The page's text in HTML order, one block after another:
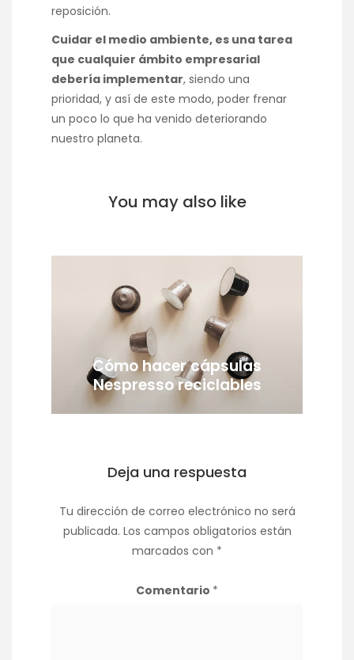
reposición.
Cuidar el medio ambiente, es una tarea
que cualquier ámbito empresarial
debería implementar, siendo una
prioridad, y así de este modo, poder frenar
un poco lo que ha venido deteriorando
nuestro planeta.
You may also like
Cómo hacer cápsulas
Nespresso reciclables
Deja una respuesta
Tu dirección de correo electrónico no será
publicada. Los campos obligatorios están
marcados con *
Comentario *